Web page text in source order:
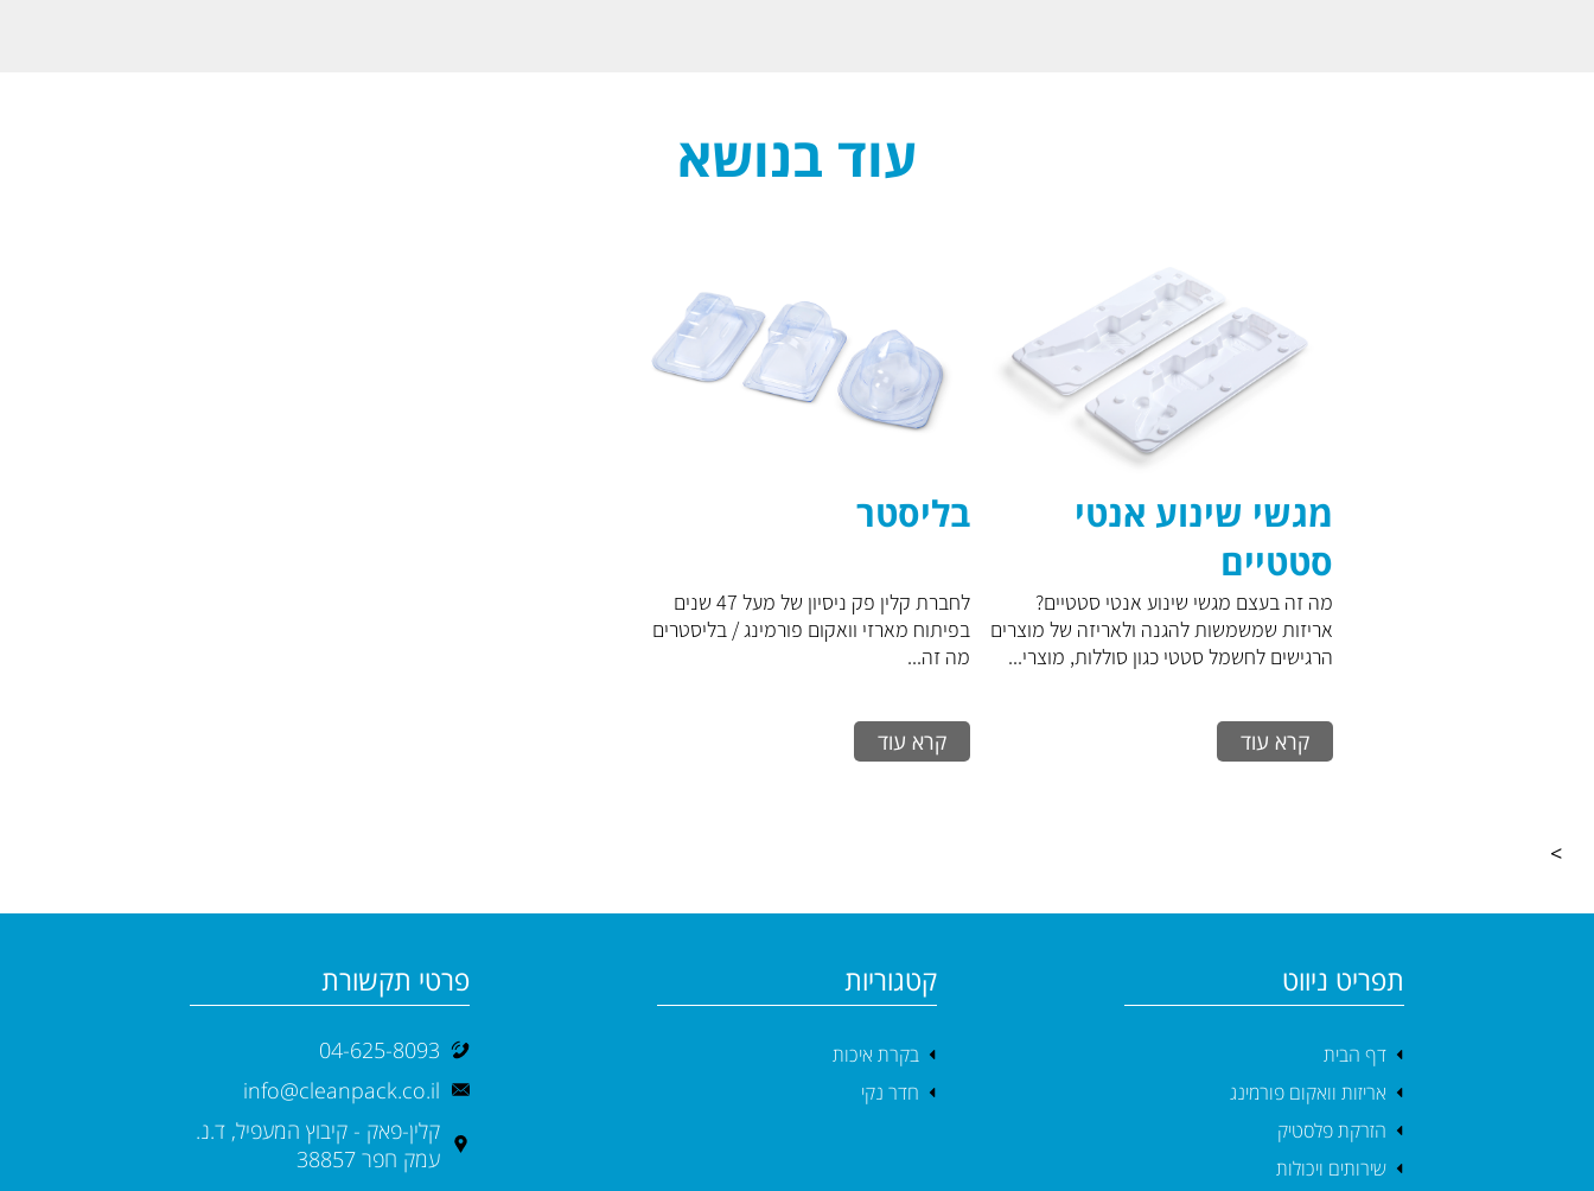
עוד בנושא
מגשי שינוע אנטי
סטטיים
מה זה בעצם מגשי שינוע אנטי סטטיים?
אריזות שמשמשות להגנה ולאריזה של מוצרים
הרגישים לחשמל סטטי כגון סוללות, מוצרי...
קרא עוד
בליסטר
לחברת קלין פק ניסיון של מעל 47 שנים
בפיתוח מארזי וואקום פורמינג / בליסטרים
מה זה...
קרא עוד
>
תפריט ניווט
דף הבית
אריזות וואקום פורמינג
הזרקת פלסטיק
שירותים ויכולות
קטגוריות
בקרת איכות
חדר נקי
פרטי תקשורת
04-625-8093
info@cleanpack.co.il
קלין-פאק - קיבוץ המעפיל, ד.נ.
עמק חפר 38857